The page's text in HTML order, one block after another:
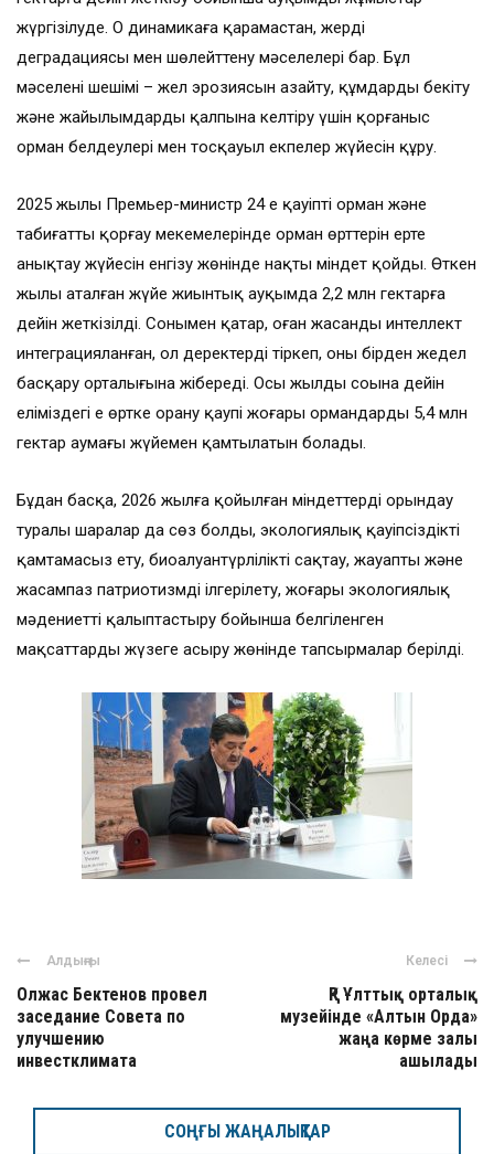
жүргізілуде. Оң динамикаға қарамастан, жердің
деградациясы мен шөлейттену мәселелері бар. Бұл
мәселенің шешімі – жел эрозиясын азайту, құмдарды бекіту
және жайылымдарды қалпына келтіру үшін қорғаныс
орман белдеулері мен тосқауыл екпелер жүйесін құру.
2025 жылы Премьер-министр 24 ең қауіпті орман және
табиғатты қорғау мекемелерінде орман өрттерін ерте
анықтау жүйесін енгізу жөнінде нақты міндет қойды. Өткен
жылы аталған жүйе жиынтық ауқымда 2,2 млн гектарға
дейін жеткізілді. Сонымен қатар, оған жасанды интеллект
интеграцияланған, ол деректерді тіркеп, оны бірден жедел
басқару орталығына жібереді. Осы жылдың соңына дейін
еліміздегі ең өртке орану қаупі жоғары ормандардың 5,4 млн
гектар аумағы жүйемен қамтылатын болады.
Бұдан басқа, 2026 жылға қойылған міндеттерді орындау
туралы шаралар да сөз болды, экологиялық қауіпсіздікті
қамтамасыз ету, биоалуантүрлілікті сақтау, жауапты және
жасампаз патриотизмді ілгерілету, жоғары экологиялық
мәдениетті қалыптастыру бойынша белгіленген
мақсаттарды жүзеге асыру жөнінде тапсырмалар берілді.
Алдыңғы
Олжас Бектенов провел
заседание Совета по
улучшению
инвестклимата
Келесі
ҚР Ұлттық орталық
музейінде «Алтын Орда»
жаңа көрме залы
ашылады
СОҢҒЫ ЖАҢАЛЫҚТАР